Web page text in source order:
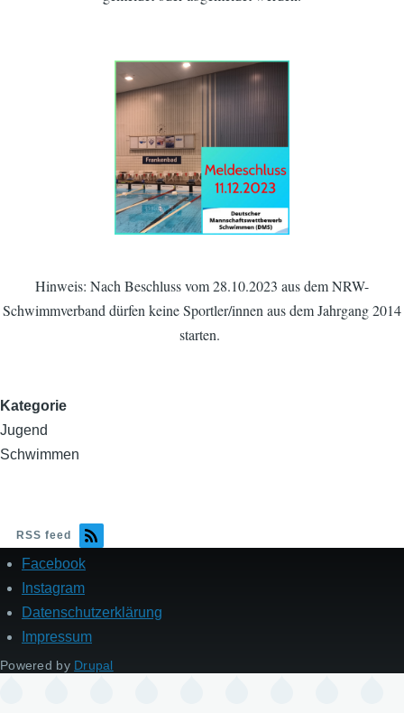
Hinweis: Nach Beschluss vom 28.10.2023 aus dem NRW-
Schwimmverband dürfen keine Sportler/innen aus dem Jahrgang 2014
starten.
Kategorie
Jugend
Schwimmen
RSS feed
Fußzeile
Facebook
Instagram
Datenschutzerklärung
Impressum
Powered by Drupal